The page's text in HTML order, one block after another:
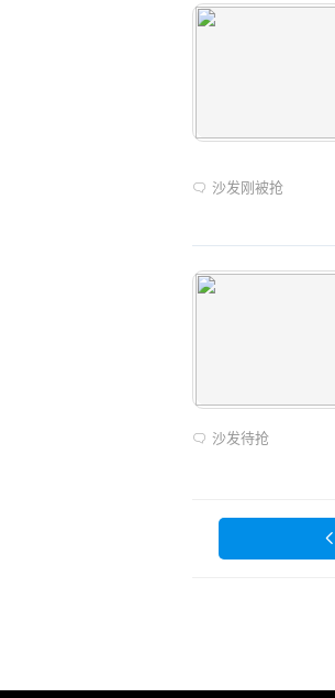
沙发刚被抢
沙发待抢